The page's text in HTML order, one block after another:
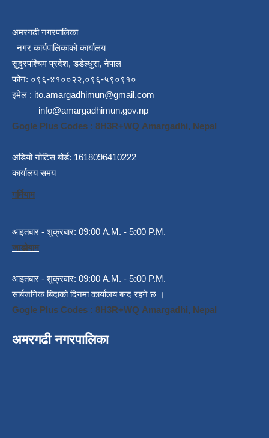
अमरगढी नगरपालिका
नगर कार्यपालिकाको कार्यालय
सुदुरपश्चिम प्रदेश, डडेल्धुरा, नेपाल
फोन: ०९६-४१००२२,०९६-५९०९१०
इमेल : ito.amargadhimun@gmail.com
info@amargadhimun.gov.np
Gogle Plus Codes : 8H3R+WQ Amargadhi, Nepal
अडियो नोटिस बोर्ड: 1618096410222
कार्यालय समय
गर्मियाम
आइतबार - शुक्रबार: 09:00 A.M. - 5:00 P.M.
जाडोयाम
आइतबार - शुक्रवार: 09:00 A.M. - 5:00 P.M.
सार्बजनिक बिदाको दिनमा कार्यालय बन्द रहने छ ।
Gogle Plus Codes : 8H3R+WQ Amargadhi, Nepal
अमरगढी नगरपालिका